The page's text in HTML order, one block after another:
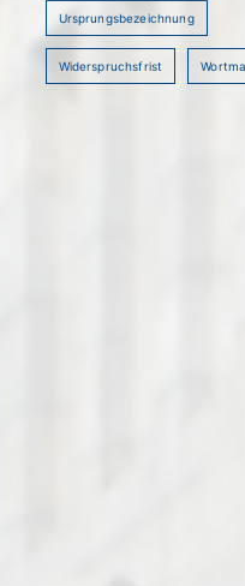
Ursprungsbezeichnung
Widerspruchsfrist